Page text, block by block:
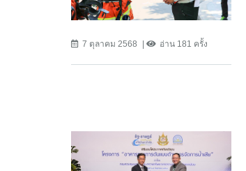
7 ตุลาคม 2568 อ่าน 181 ครั้ง